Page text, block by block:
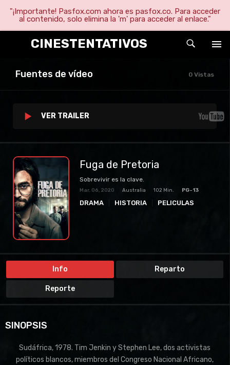
"¡Importante! Pasfox.com ahora es pasfox.co. Para acceder
al contenido, solo elimina la 'm' para acceder al enlace."
CINESTENTATIVOS
Fuentes de vídeo 0 Vistas
VER TRAILER
Fuga de Pretoria
Sobrevivir es la clave.
Mar. 06, 2020 Australia 102 Min. PG-13
DRAMA HISTORIA
PELICULAS
Info Reparto
Reporte
SINOPSIS
Sudáfrica, 1978. Tim Jenkin y Stephen Lee, dos activistas
políticos blancos, miembros del Congreso Nacional Africano,